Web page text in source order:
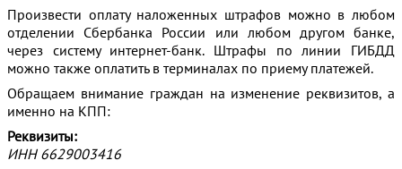
Произвести оплату наложенных штрафов можно в любом
отделении Сбербанка России или любом другом банке,
через систему интернет-банк. Штрафы по линии ГИБДД
можно также оплатить в терминалах по приему платежей.
Обращаем внимание граждан на изменение реквизитов, а
именно на КПП:
Реквизиты:
ИНН 6629003416